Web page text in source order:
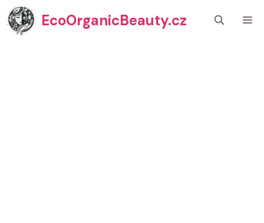
Přeskočit
na
obsah
EcoOrganicBeauty.cz